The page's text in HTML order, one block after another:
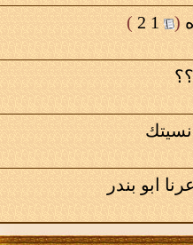
(
1
2
)
نسيتك
ابو بندر